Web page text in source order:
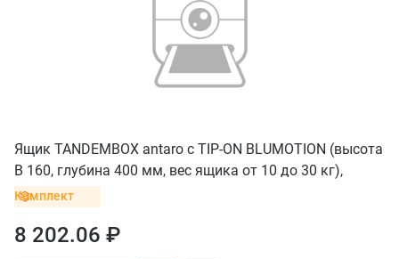
Ящик TANDEMBOX antaro с TIP-ON BLUMOTION (высота
B 160, глубина 400 мм, вес ящика от 10 до 30 кг),
крепление INSERTA, черный
Комплект
8 202.06 ₽